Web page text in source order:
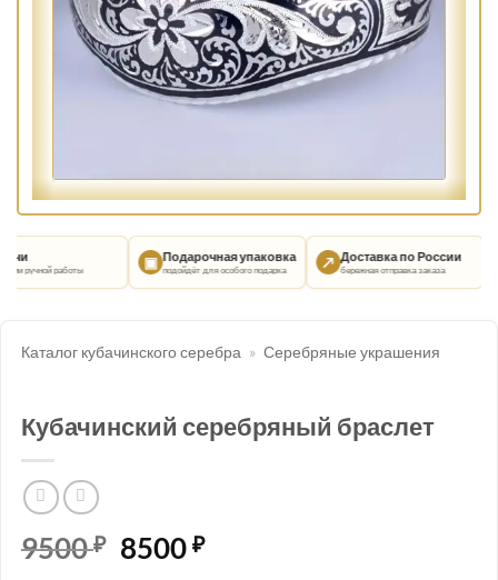
ручной работы ▣ Подарочная упаковка
подойдёт для особого подарка ↗ Доставка по России
бережная отправка заказа
Каталог кубачинского серебра » Серебряные украшения
Кубачинский серебряный браслет
9500₽
Первоначальная
8500 ₽Текущая